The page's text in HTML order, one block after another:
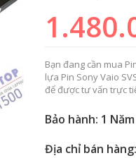
Bạn đang cần mua
lựa Pin Sony Vaio
để được tư vấn trực
Bảo hành: 1
Địa chỉ bán hàng: